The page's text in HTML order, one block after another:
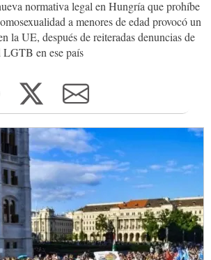
normativa legal en Hungría que prohíbe
a menores de edad provocó un
la UE, después de reiteradas denuncias de
LGTB en ese país